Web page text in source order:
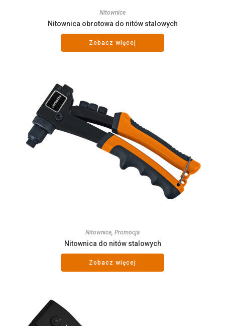
Nitownice
Nitownica obrotowa do nitów stalowych
Zobacz więcej
Nitownice Promocja
Nitownica do nitów stalowych
Zobacz więcej